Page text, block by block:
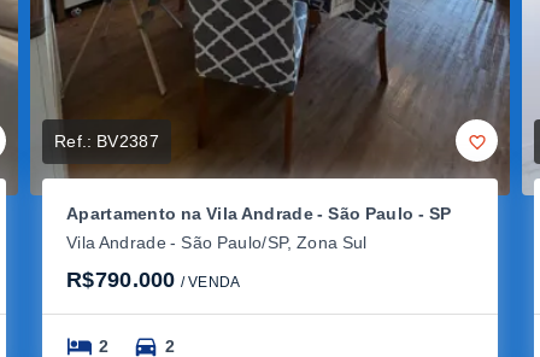
Ref.: BV2387
Apartamento na Vila Andrade - São Paulo - SP
Vila Andrade - São Paulo/SP, Zona Sul
R$790.000 / VENDA
2 2